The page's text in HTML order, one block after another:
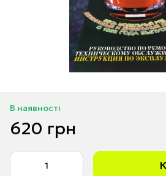
В наявності
620 грн